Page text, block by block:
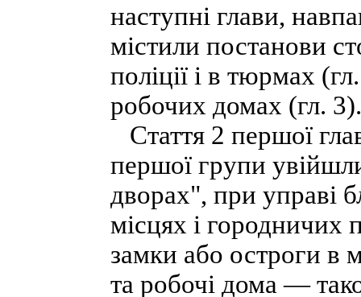
наступні глави,
містили постанови
поліції і в тюрмах
робочих домах (гл. 3).
Стаття 2 першої
першої групи
дворах", при управі
місцях і
замки або остроги в
та робочі дома —